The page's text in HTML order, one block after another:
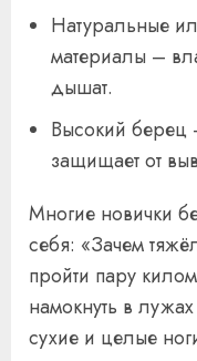
Натуральные
материалы –
дышат.
Высокий
защищает от
Многие новички
себя: «Зачем
пройти пару
намокнуть в
сухие и целые